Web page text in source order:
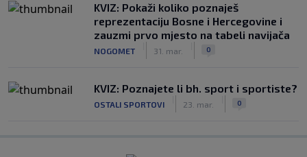
KVIZ: Pokaži koliko poznaješ
reprezentaciju Bosne i Hercegovine i
zauzmi prvo mjesto na tabeli navijača
NOGOMET 31. mar. 0
KVIZ: Poznajete li bh. sport i sportiste?
OSTALI SPORTOVI 23. mar. 0